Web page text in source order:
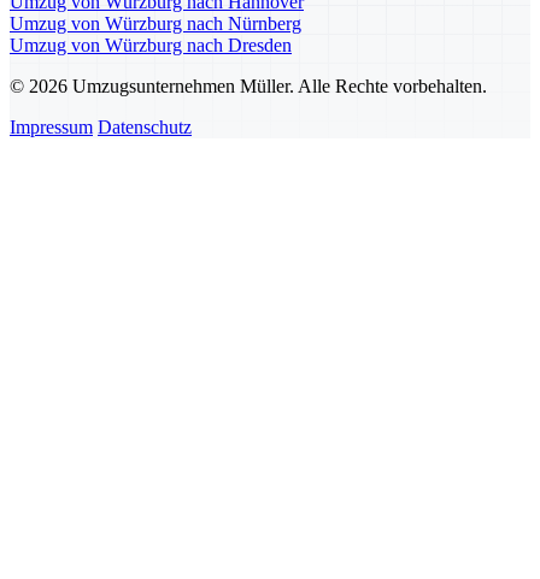
Umzug von Würzburg nach Nürnberg
Umzug von Würzburg nach Dresden
© 2026 Umzugsunternehmen Müller. Alle Rechte vorbehalten.
Impressum Datenschutz